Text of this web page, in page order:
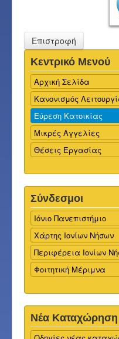
Επιστροφή
Κεντρικό Μενού
Αρχική Σελίδα
Κανονισμός
Εύρεση Κατοικίας
Μικρές Αγγελίες
Θέσεις Εργασίας
Σύνδεσμοι
Ιόνιο Πανεπιστήμιο
Χάρτης Ιονίων Νήσων
Περιφέρεια Ιονίων
Φοιτητική Μέριμνα
Νέα Καταχώρηση